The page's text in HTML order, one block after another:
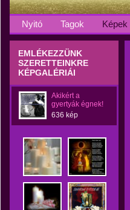
Nyitó Tagok Képek
EMLÉKEZZÜNK
SZERETTEINKRE
KÉPGALÉRIÁI
Akikért a
gyertyák égnek!
636 kép